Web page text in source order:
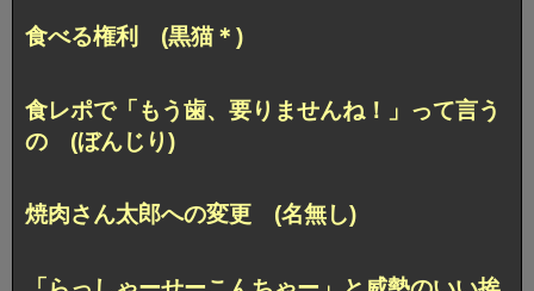
食べる権利 (黒猫＊)
食レポで「もう歯、要りませんね！」って言う
の (ぼんじり)
焼肉さん太郎への変更 (名無し)